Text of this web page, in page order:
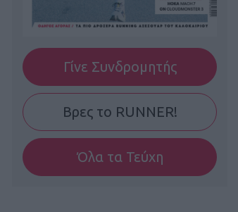
Γίνε Συνδρομητής
Βρες το RUNNER!
Όλα τα Τεύχη